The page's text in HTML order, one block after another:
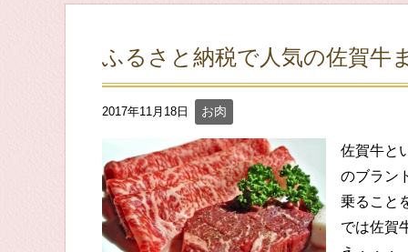
ふるさと納税で人気の佐賀牛
2017年11月18日 お肉
佐賀牛と
のブラン
乗ること
では佐賀